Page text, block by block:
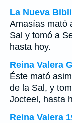
La Nueva
Amasías mató
Sal y tomó a
hasta hoy.
Reina Valera
Éste mató
de la Sal, y
Jocteel, hasta
Reina Valera